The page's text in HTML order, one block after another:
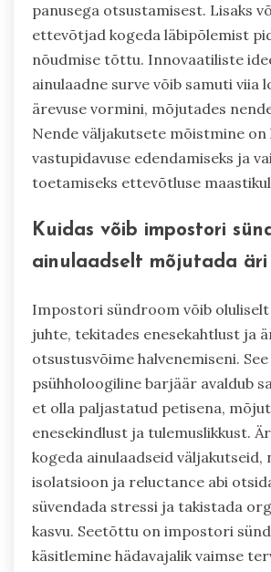
panusega otsustamisest. Lisaks
ettevõtjad kogeda läbipõlemist
nõudmise tõttu. Innovaatiliste
ainulaadne surve võib samuti viia
ärevuse vormini, mõjutades
Nende väljakutsete mõistmine on
vastupidavuse edendamiseks ja
toetamiseks ettevõtluse
Kuidas võib impostori
ainulaadselt mõjutada äri
Impostori sündroom võib
juhte, tekitades enesekahtlust ja
otsustusvõime halvenemiseni. See
psühholoogiline barjäär avaldub
et olla paljastatud petisena,
enesekindlust ja tulemuslikkust.
kogeda ainulaadseid väljakutseid,
isolatsioon ja reluctance abi
süvendada stressi ja takistada
kasvu. Seetõttu on impostori
käsitlemine hädavajalik vaimse